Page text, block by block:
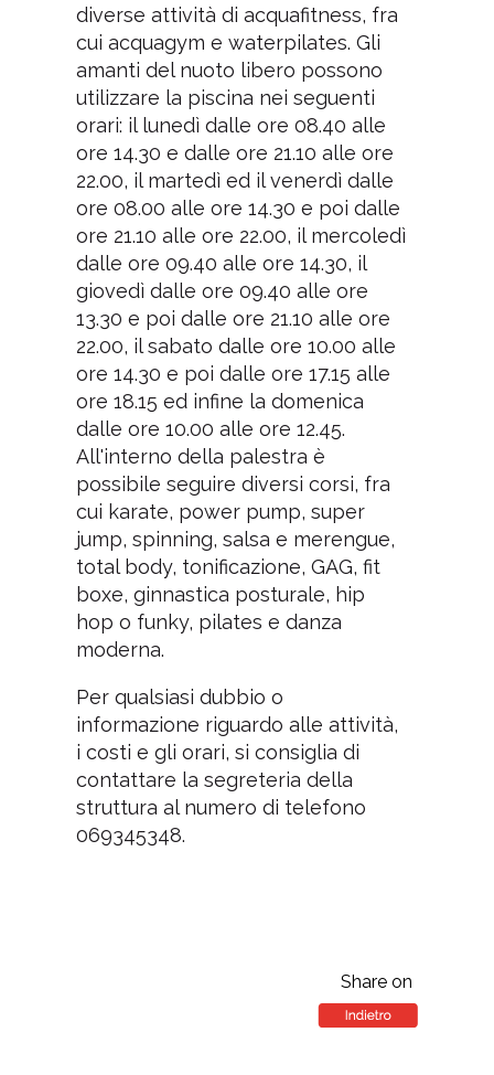
diverse attività di acquafitness, fra
cui acquagym e waterpilates. Gli
amanti del nuoto libero possono
utilizzare la piscina nei seguenti
orari: il lunedì dalle ore 08.40 alle
ore 14.30 e dalle ore 21.10 alle ore
22.00, il martedì ed il venerdì dalle
ore 08.00 alle ore 14.30 e poi dalle
ore 21.10 alle ore 22.00, il mercoledì
dalle ore 09.40 alle ore 14.30, il
giovedì dalle ore 09.40 alle ore
13.30 e poi dalle ore 21.10 alle ore
22.00, il sabato dalle ore 10.00 alle
ore 14.30 e poi dalle ore 17.15 alle
ore 18.15 ed infine la domenica
dalle ore 10.00 alle ore 12.45.
All'interno della palestra è
possibile seguire diversi corsi, fra
cui karate, power pump, super
jump, spinning, salsa e merengue,
total body, tonificazione, GAG, fit
boxe, ginnastica posturale, hip
hop o funky, pilates e danza
moderna.
Per qualsiasi dubbio o
informazione riguardo alle attività,
i costi e gli orari, si consiglia di
contattare la segreteria della
struttura al numero di telefono
069345348.
Share on